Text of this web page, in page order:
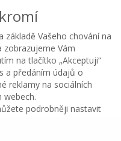
SERVIS s.r.o. 2026
Menu Košík
základě Vašeho chování na
zobrazujeme Vám
na tlačítko „Akceptuji“
a předáním údajů o
reklamy na sociálních
webech.
podrobněji nastavit